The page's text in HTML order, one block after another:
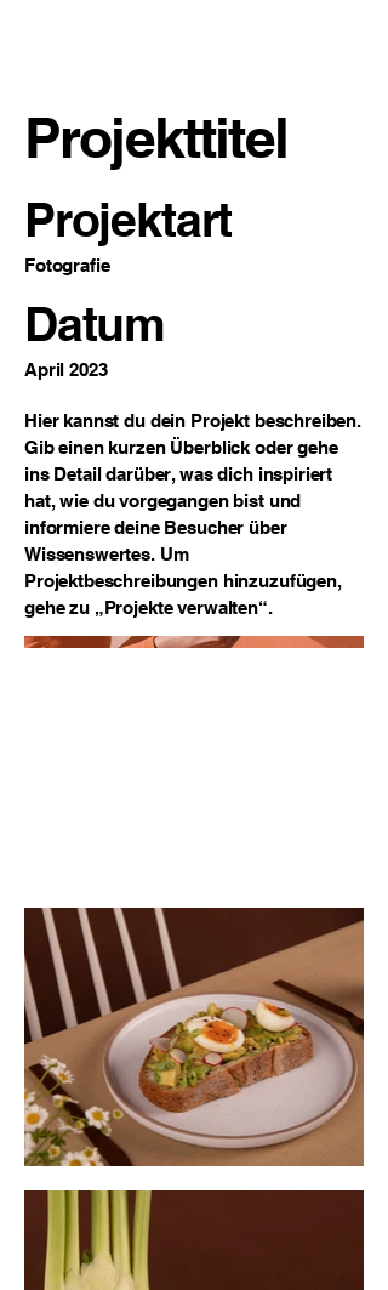
Projekttitel
Projektart
Fotografie
Datum
April 2023
Hier kannst du dein Projekt beschreiben.
Gib einen kurzen Überblick oder gehe
ins Detail darüber, was dich inspiriert
hat, wie du vorgegangen bist und
informiere deine Besucher über
Wissenswertes. Um
Projektbeschreibungen hinzuzufügen,
gehe zu „Projekte verwalten“.